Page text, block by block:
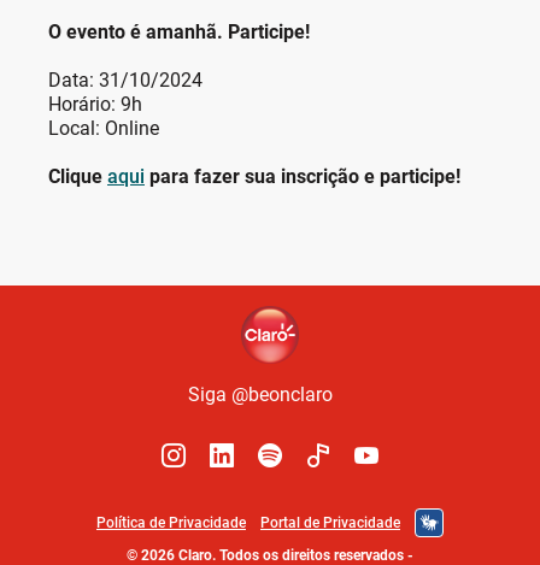
O evento é amanhã. Participe!
Data: 31/10/2024
Horário: 9h
Local: Online
Clique aqui para fazer sua inscrição e participe!
Siga @beonclaro
Política de Privacidade
Portal de Privacidade
© 2026 Claro. Todos os direitos reservados -